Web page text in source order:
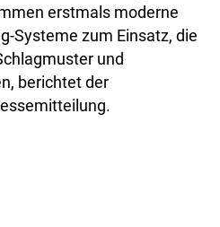
erstmals moderne
Systeme zum Einsatz, die
und
berichtet der